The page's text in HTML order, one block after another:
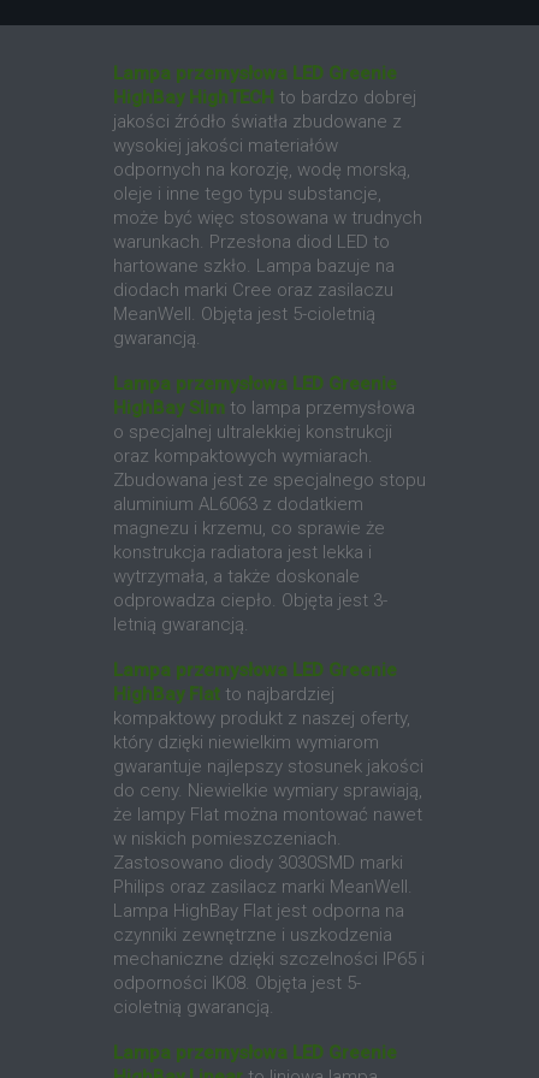
Lampa przemysłowa LED Greenie
HighBay HighTECH to bardzo dobrej
jakości źródło światła zbudowane z
wysokiej jakości materiałów
odpornych na korozję, wodę morską,
oleje i inne tego typu substancje,
może być więc stosowana w trudnych
warunkach. Przesłona diod LED to
hartowane szkło. Lampa bazuje na
diodach marki Cree oraz zasilaczu
MeanWell. Objęta jest 5-cioletnią
gwarancją.
Lampa przemysłowa LED Greenie
HighBay Slim to lampa przemysłowa
o specjalnej ultralekkiej konstrukcji
oraz kompaktowych wymiarach.
Zbudowana jest ze specjalnego stopu
aluminium AL6063 z dodatkiem
magnezu i krzemu, co sprawie że
konstrukcja radiatora jest lekka i
wytrzymała, a także doskonale
odprowadza ciepło. Objęta jest 3-
letnią gwarancją.
Lampa przemysłowa LED Greenie
HighBay Flat to najbardziej
kompaktowy produkt z naszej oferty,
który dzięki niewielkim wymiarom
gwarantuje najlepszy stosunek jakości
do ceny. Niewielkie wymiary sprawiają,
że lampy Flat można montować nawet
w niskich pomieszczeniach.
Zastosowano diody 3030SMD marki
Philips oraz zasilacz marki MeanWell.
Lampa HighBay Flat jest odporna na
czynniki zewnętrzne i uszkodzenia
mechaniczne dzięki szczelności IP65 i
odporności IK08. Objęta jest 5-
cioletnią gwarancją.
Lampa przemysłowa LED Greenie